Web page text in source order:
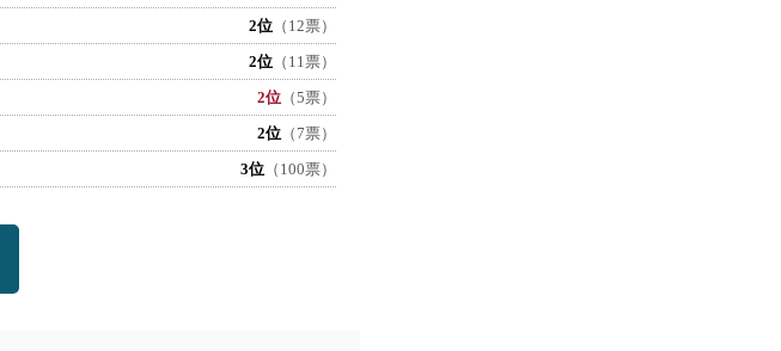
2位 （12票）
2位 （11票）
2位 （5票）
2位 （7票）
3位 （100票）